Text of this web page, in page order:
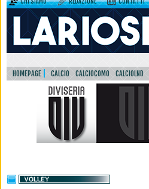
HOMEPAGE CALCIO CALCIOCOMO CALCIOLND